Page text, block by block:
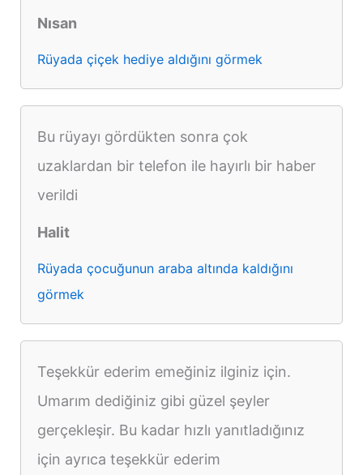
Nısan
Rüyada çiçek hediye aldığını görmek
Bu rüyayı gördükten sonra çok
uzaklardan bir telefon ile hayırlı bir haber
verildi
Halit
Rüyada çocuğunun araba altında kaldığını
görmek
Teşekkür ederim emeğiniz ilginiz için.
Umarım dediğiniz gibi güzel şeyler
gerçekleşir. Bu kadar hızlı yanıtladığınız
için ayrıca teşekkür ederim